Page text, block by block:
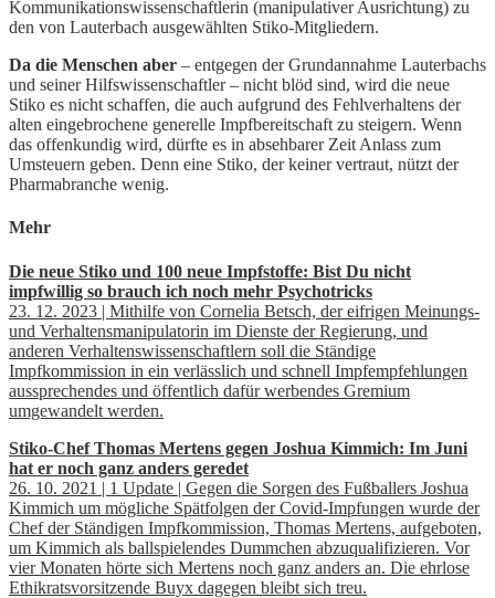
Kommunikationswissenschaftlerin (manipulativer Ausrichtung) zu
den von Lauterbach ausgewählten Stiko-Mitgliedern.
Da die Menschen aber – entgegen der Grundannahme Lauterbachs
und seiner Hilfswissenschaftler – nicht blöd sind, wird die neue
Stiko es nicht schaffen, die auch aufgrund des Fehlverhaltens der
alten eingebrochene generelle Impfbereitschaft zu steigern. Wenn
das offenkundig wird, dürfte es in absehbarer Zeit Anlass zum
Umsteuern geben. Denn eine Stiko, der keiner vertraut, nützt der
Pharmabranche wenig.
Mehr
Die neue Stiko und 100 neue Impfstoffe: Bist Du nicht
impfwillig so brauch ich noch mehr Psychotricks
23. 12. 2023 | Mithilfe von Cornelia Betsch, der eifrigen Meinungs-
und Verhaltensmanipulatorin im Dienste der Regierung, und
anderen Verhaltenswissenschaftlern soll die Ständige
Impfkommission in ein verlässlich und schnell Impfempfehlungen
aussprechendes und öffentlich dafür werbendes Gremium
umgewandelt werden.
Stiko-Chef Thomas Mertens gegen Joshua Kimmich: Im Juni
hat er noch ganz anders geredet
26. 10. 2021 | 1 Update | Gegen die Sorgen des Fußballers Joshua
Kimmich um mögliche Spätfolgen der Covid-Impfungen wurde der
Chef der Ständigen Impfkommission, Thomas Mertens, aufgeboten,
um Kimmich als ballspielendes Dummchen abzuqualifizieren. Vor
vier Monaten hörte sich Mertens noch ganz anders an. Die ehrlose
Ethikratsvorsitzende Buyx dagegen bleibt sich treu.